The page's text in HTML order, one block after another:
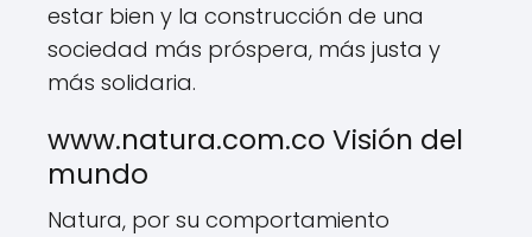
estar bien y la construcción de una
sociedad más próspera, más justa y
más solidaria.
www.natura.com.co Visión del
mundo
Natura, por su comportamiento